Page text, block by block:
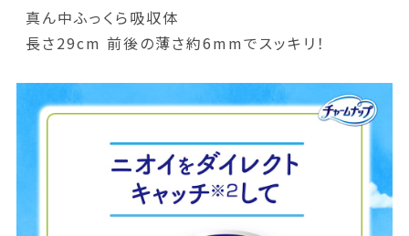
真ん中ふっくら吸収体
長さ29cm 前後の薄さ約6mmでスッキリ！